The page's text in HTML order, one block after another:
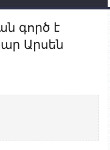
գործ է
Արսեն